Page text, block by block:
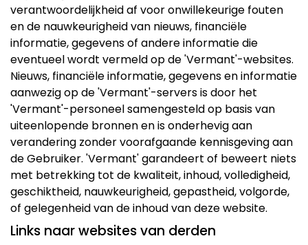
verantwoordelijkheid af voor onwillekeurige fouten
en de nauwkeurigheid van nieuws, financiële
informatie, gegevens of andere informatie die
eventueel wordt vermeld op de 'Vermant'-websites.
Nieuws, financiële informatie, gegevens en informatie
aanwezig op de 'Vermant'-servers is door het
'Vermant'-personeel samengesteld op basis van
uiteenlopende bronnen en is onderhevig aan
verandering zonder voorafgaande kennisgeving aan
de Gebruiker. 'Vermant' garandeert of beweert niets
met betrekking tot de kwaliteit, inhoud, volledigheid,
geschiktheid, nauwkeurigheid, gepastheid, volgorde,
of gelegenheid van de inhoud van deze website.
Links naar websites van derden